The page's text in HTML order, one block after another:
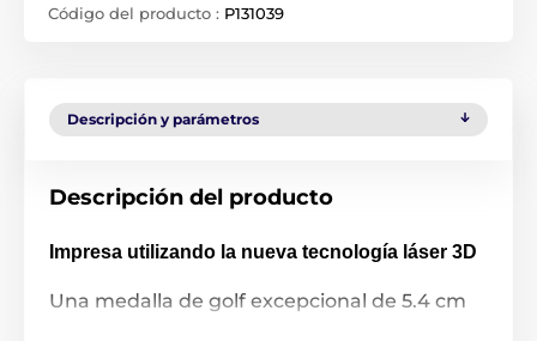
Código del producto : P131039
Descripción y parámetros
Descripción del producto
Impresa utilizando la nueva tecnología láser 3D
Una medalla de golf excepcional de 5.4 cm